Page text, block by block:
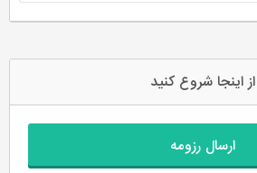
از اینجا شروع کنید
ارسال رزومه